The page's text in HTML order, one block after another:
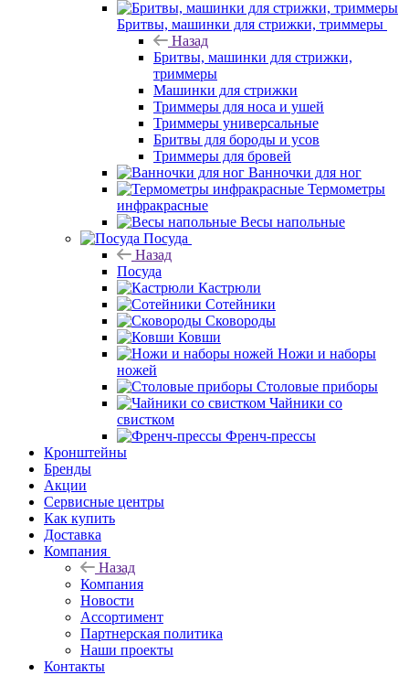
Бритвы, машинки для стрижки, триммеры
Назад
Бритвы, машинки для стрижки,
триммеры
Машинки для стрижки
Триммеры для носа и ушей
Триммеры универсальные
Бритвы для бороды и усов
Триммеры для бровей
Ванночки для ног
Термометры
инфракрасные
Весы напольные
Посуда
Назад
Посуда
Кастрюли
Сотейники
Сковороды
Ковши
Ножи и наборы
ножей
Столовые приборы
Чайники со
свистком
Френч-прессы
Кронштейны
Бренды
Акции
Сервисные центры
Как купить
Доставка
Компания
Назад
Компания
Новости
Ассортимент
Партнерская политика
Наши проекты
Контакты